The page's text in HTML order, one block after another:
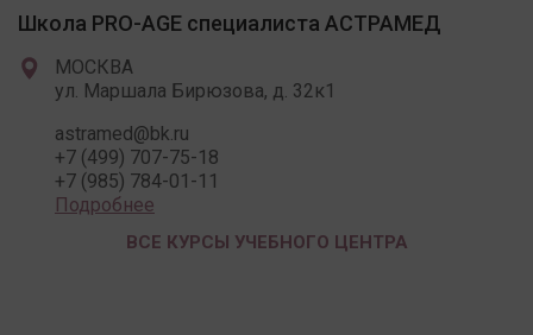
Школа PRO-AGE специалиста АСТРАМЕД
МОСКВА
ул. Маршала Бирюзова, д. 32к1
astramed@bk.ru
+7 (499) 707-75-18
+7 (985) 784-01-11
Подробнее
ВСЕ КУРСЫ УЧЕБНОГО ЦЕНТРА